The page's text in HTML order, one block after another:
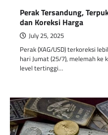
Perak Tersandung,
dan Koreksi Harga
July 25, 2025
Perak (XAG/USD) terkoreksi
hari Jumat (25/7), melemah ke
level tertinggi…